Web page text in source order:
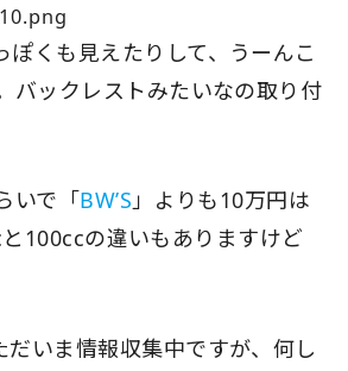
ぽくも見えたりして、うーんこ
バックレストみたいなの取り付
いで「BW’S」よりも10万円は
100ccの違いもありますけど
だいま情報収集中ですが、何し